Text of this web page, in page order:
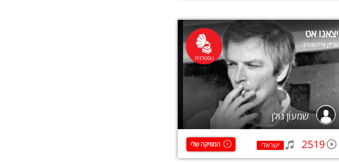
יצאנו אט
אריק איינשטיין
נוסטלגית
שמעון גולן
2519 ישראלי המוזיקה שלי